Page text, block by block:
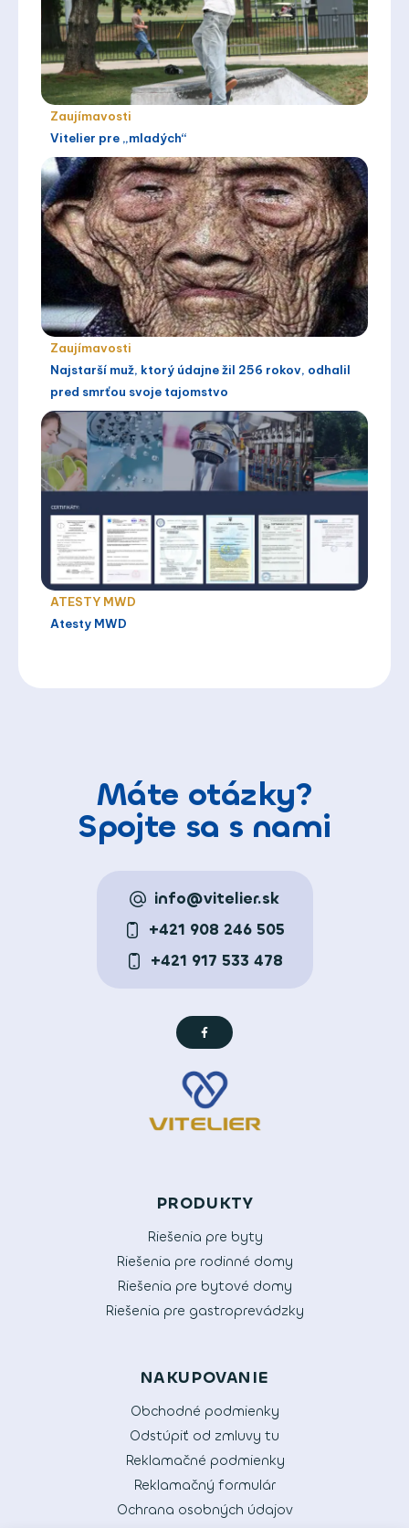
Zaujímavosti
Vitelier pre „mladých“
Zaujímavosti
Najstarší muž, ktorý údajne žil 256 rokov, odhalil
pred smrťou svoje tajomstvo
ATESTY MWD
Atesty MWD
Máte otázky?
Spojte sa s nami
info@vitelier.sk
+421 908 246 505
+421 917 533 478
PRODUKTY
Riešenia pre byty
Riešenia pre rodinné domy
Riešenia pre bytové domy
Riešenia pre gastroprevádzky
NAKUPOVANIE
Obchodné podmienky
Odstúpiť od zmluvy tu
Reklamačné podmienky
Reklamačný formulár
Ochrana osobných údajov